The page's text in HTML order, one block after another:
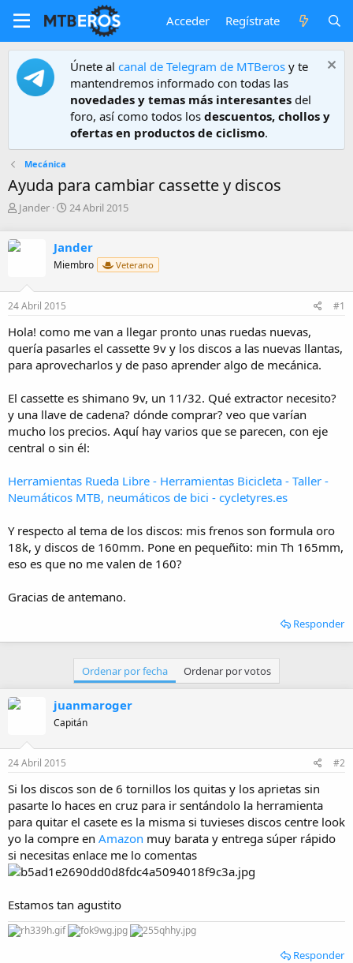
Acceder Regístrate
Únete al canal de Telegram de MTBeros y te
mantendremos informado con todas las
novedades y temas más interesantes del
foro, así como todos los descuentos, chollos y
ofertas en productos de ciclismo.
Mecánica
Ayuda para cambiar cassette y discos
A
o
Jander
F
h
a
e
i
c
i
24 Abril 2015
Jander
Miembro Veterano
24 Abril 2015 #1
Hola! como me van a llegar pronto unas ruedas nuevas,
quería pasarles el cassette 9v y los discos a las nuevas llantas,
para aprovecharlos y de paso aprender algo de mecánica.
El cassette es shimano 9v, un 11/32. Qué extractor necesito?
y una llave de cadena? dónde comprar? veo que varían
mucho los precios. Aquí hay varios que se parecen, con eje
central o sin él:
Herramientas Rueda Libre - Herramientas Bicicleta - Taller -
Neumáticos MTB, neumáticos de bici - cycletyres.es
Y respecto al tema de los discos: mis frenos son formula oro
18k, y discos de 160mm. Pone en pequeñito: min Th 165mm,
eso es que no me valen de 160?
Gracias de antemano.
Responder
Ordenar por fecha Ordenar por votos
juanmaroger
Capitán
24 Abril 2015 #2
Si los discos son de 6 tornillos los quitas y los aprietas sin
pasarte lo haces en cruz para ir sentándolo la herramienta
para quitar el casete es la misma si tuvieses discos centre look
yo la compre en Amazon muy barata y entrega súper rápido
si necesitas enlace me lo comentas
Estamos tan agustito
Responder